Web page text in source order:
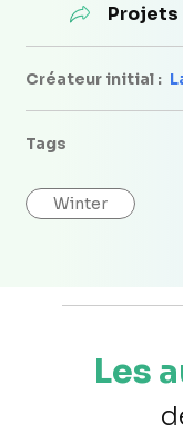
Projets
Créateur initial :
Tags
Winter
Les